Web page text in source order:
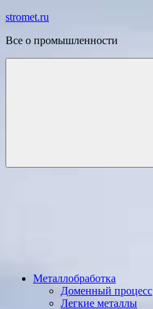
Перейти
содержимому
stromet.ru
Все о промышленности
Металлобработка
Доменный процесс
Легкие металлы